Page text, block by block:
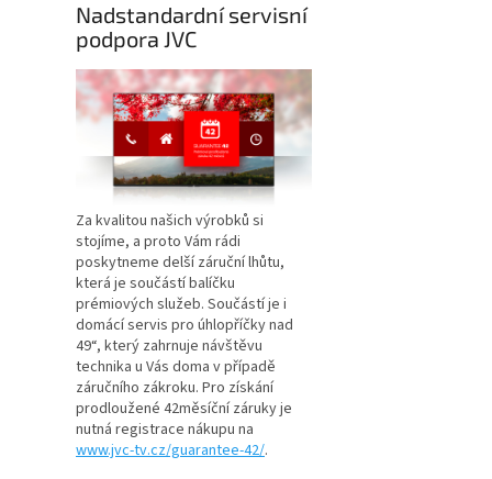
Nadstandardní servisní
podpora JVC
Za kvalitou našich výrobků si
stojíme, a proto Vám rádi
poskytneme delší záruční lhůtu,
která je součástí balíčku
prémiových služeb. Součástí je i
domácí servis pro úhlopříčky nad
49“, který zahrnuje návštěvu
technika u Vás doma v případě
záručního zákroku. Pro získání
prodloužené 42měsíční záruky je
nutná registrace nákupu na
www.jvc-tv.cz/guarantee-42/.